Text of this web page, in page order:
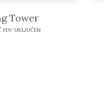
Tower
PDV UKLJUČEN